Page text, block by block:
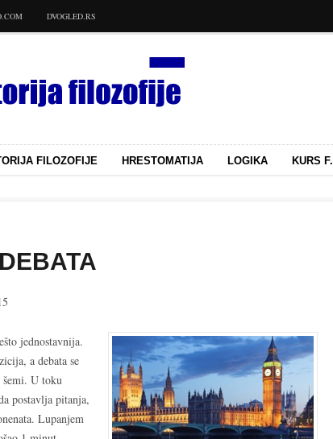
DVOGLED.RS
FILOZOFIJE HRESTOMATIJA LOGIKA KURS F.
jednostavnija.
a debata se
U toku
postavlja pitanja,
Lupanjem